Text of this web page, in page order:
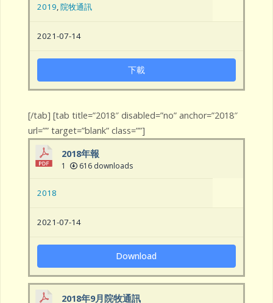
2019,院牧通訊
2021-07-14
下載
[/tab] [tab title=”2018″ disabled=”no” anchor=”2018″
url=”” target=”blank” class=””]
2018年報
1 616 downloads
2018
2021-07-14
Download
2018年9月院牧通訊